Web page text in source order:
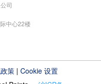
司
中心22楼
策 |Cookie 设置